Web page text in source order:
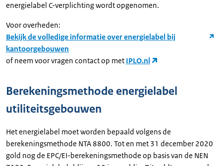
energielabel C-verplichting wordt opgenomen.
Voor overheden:
Bekijk de volledige informatie over energielabel bij
kantoorgebouwen
of neem voor vragen contact op met IPLO.nl
Berekeningsmethode energielabel
utiliteitsgebouwen
Het energielabel moet worden bepaald volgens de
berekeningsmethode NTA 8800. Tot en met 31 december 2020
gold nog de EPC/EI-berekeningsmethode op basis van de NEN